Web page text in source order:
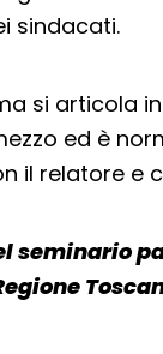
sindacati.
si articola
ed è
il relatore e
seminario